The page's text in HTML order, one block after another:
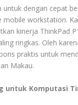
dengan cepat
workstation.
kinerja ThinkPad
ringkas. Oleh
praktis untuk
Makau.
untuk Komputasi